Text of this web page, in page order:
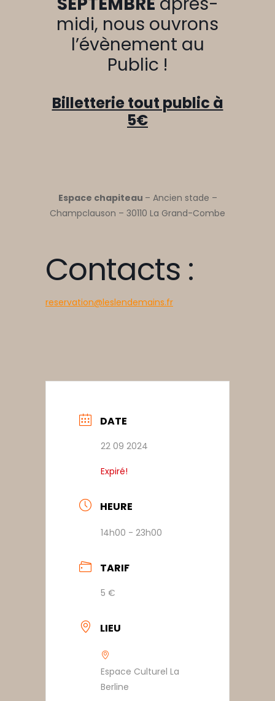
midi, nous ouvrons
l’évènement au
Public !
Billetterie tout public à
5€
Espace chapiteau – Ancien stade –
Champclauson – 30110 La Grand-Combe
Contacts :
reservation@leslendemains.fr
DATE
22 09 2024
Expiré!
HEURE
14h00 - 23h00
TARIF
5 €
LIEU
Espace Culturel La
Berline